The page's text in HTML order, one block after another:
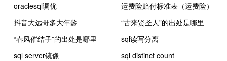
oraclesql调优
运费险赔付标准表（运费险）
抖音大远哥多大年龄
“古来贤圣人”的出处是哪里
“春风催结子”的出处是哪里
sql读写分离
sql server镜像
sql distinct count